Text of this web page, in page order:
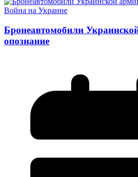
Война на Украине
Бронеавтомобили
опознание